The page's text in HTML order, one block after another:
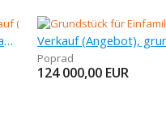
Verkauf (Angebot), grundstück für einfamilienhäuser, 436 m
Poprad
124 000,00 EUR